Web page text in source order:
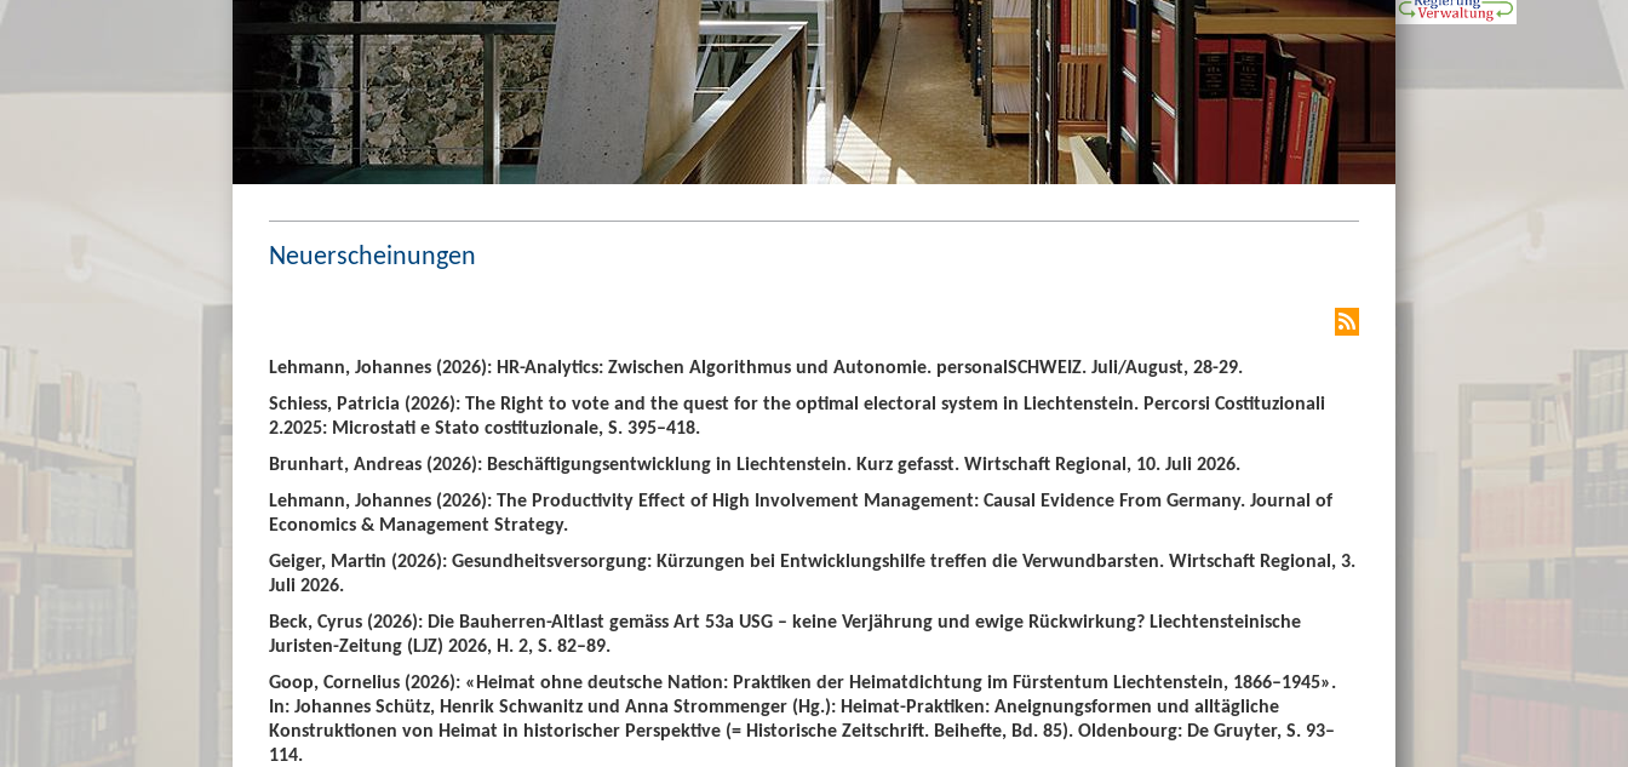
Neuerscheinungen
Lehmann, Johannes (2026): HR-Analytics: Zwischen Algorithmus und Autonomie. personalSCHWEIZ. Juli/August, 28-29.
Schiess, Patricia (2026): The Right to vote and the quest for the optimal electoral system in Liechtenstein. Percorsi Costituzionali
2.2025: Microstati e Stato costituzionale, S. 395–418.
Brunhart, Andreas (2026): Beschäftigungsentwicklung in Liechtenstein. Kurz gefasst. Wirtschaft Regional, 10. Juli 2026.
Lehmann, Johannes (2026): The Productivity Effect of High Involvement Management: Causal Evidence From Germany. Journal of
Economics & Management Strategy.
Geiger, Martin (2026): Gesundheitsversorgung: Kürzungen bei Entwicklungshilfe treffen die Verwundbarsten. Wirtschaft Regional, 3.
Juli 2026.
Beck, Cyrus (2026): Die Bauherren-Altlast gemäss Art 53a USG – keine Verjährung und ewige Rückwirkung? Liechtensteinische
Juristen-Zeitung (LJZ) 2026, H. 2, S. 82–89.
Goop, Cornelius (2026): «Heimat ohne deutsche Nation: Praktiken der Heimatdichtung im Fürstentum Liechtenstein, 1866–1945».
In: Johannes Schütz, Henrik Schwanitz und Anna Strommenger (Hg.): Heimat-Praktiken: Aneignungsformen und alltägliche
Konstruktionen von Heimat in historischer Perspektive (= Historische Zeitschrift. Beihefte, Bd. 85). Oldenbourg: De Gruyter, S. 93–
114.